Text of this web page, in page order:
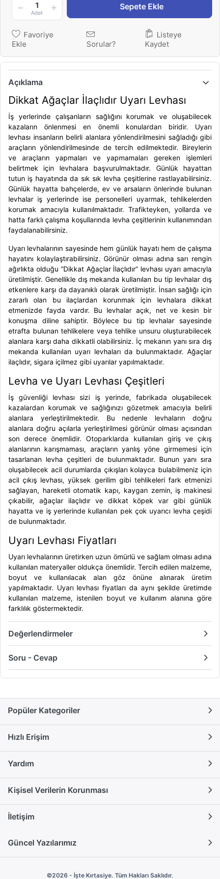
1
Adet
Sepete Ekle
Favoriye
Ekle
Sorular?
Listeye
Kaydet
Açıklama
Dikkat Ağaçlar İlaçlıdır Uyarı Levhası
İş yerlerinde çalışanların sağlığını korumak ve oluşabilecek
kazaların önlenmesi en önemli konulardan biridir. Uyarı
levhası insanların belirli alanlara yönlendirilmesini sağladığı gibi
araçların yönlendirilmesinde de tercih edilmektedir. Bireylerin
ve araçların yapmaları ve yapmamaları gereken işlemleri
belirtmek için levhalara başvurulmaktadır. Günlük hayattan
tutun iş hayatında da sık sık levha çeşitlerine rastlayabilirsiniz.
Günlük hayatta bahçelerde, ev ve arsaların önlerinde bulunan
levhalar iş yerlerinde ise personelleri uyarmak, tehlikelerden
korumak amacıyla kullanılmaktadır. Trafikteyken, yollarda ve
hatta farklı çalışma koşullarında levha çeşitlerinin kullanımından
faydalanabilirsiniz.
Uyarı levhalarının sayesinde hem günlük hayatı hem de çalışma
hayatını kolaylaştırabilirsiniz. Görünür olması adına sarı rengin
ağırlıkta olduğu “Dikkat Ağaçlar İlaçlıdır” levhası uyarı amacıyla
üretilmiştir. Genellikle dış mekanda kullanılan bu tip levhalar dış
etkenlere karşı da dayanıklı olarak üretilmiştir. İnsan sağlığı için
zararlı olan bu ilaçlardan korunmak için levhalara dikkat
etmenizde fayda vardır. Bu levhalar açık, net ve kesin bir
konuşma diline sahiptir. Böylece bu tip levhalar sayesinde
etrafta bulunan tehlikelere veya tehlike unsuru oluşturabilecek
alanlara karşı daha dikkatli olabilirsiniz. İç mekanın yanı sıra dış
mekanda kullanılan uyarı levhaları da bulunmaktadır. Ağaçlar
ilaçlıdır, sigara içilmez gibi uyarılar yapılmaktadır.
Levha ve Uyarı Levhası Çeşitleri
İş güvenliği levhası sizi iş yerinde, fabrikada oluşabilecek
kazalardan korumak ve sağlığınızı gözetmek amacıyla belirli
alanlara yerleştirilmektedir. Bu nedenle levhaların doğru
alanlara doğru açılarla yerleştirilmesi görünür olması açısından
son derece önemlidir. Otoparklarda kullanılan giriş ve çıkış
alanlarının karışmaması, araçların yanlış yöne girmemesi için
tasarlanan levha çeşitleri de bulunmaktadır. Bunun yanı sıra
oluşabilecek acil durumlarda çıkışları kolayca bulabilmeniz için
acil çıkış levhası, yüksek gerilim gibi tehlikeleri fark etmenizi
sağlayan, hareketli otomatik kapı, kaygan zemin, iş makinesi
çıkabilir, ağaçlar ilaçlıdır ve dikkat köpek var gibi günlük
hayatta ve iş yerlerinde kullanılan pek çok uyarıcı levha çeşidi
de bulunmaktadır.
Uyarı Levhası Fiyatları
Uyarı levhalarının üretirken uzun ömürlü ve sağlam olması adına
kullanılan materyaller oldukça önemlidir. Tercih edilen malzeme,
boyut ve kullanılacak alan göz önüne alınarak üretim
yapılmaktadır. Uyarı levhası fiyatları da aynı şekilde üretimde
kullanılan malzeme, istenilen boyut ve kullanım alanına göre
farklılık göstermektedir.
Değerlendirmeler
Soru - Cevap
Popüler Kategoriler
Hızlı Erişim
Yardım
Kişisel Verilerin Korunması
İletişim
Güncel Yazılarımız
©2026 - İşte Kırtasiye. Tüm Hakları Saklıdır.